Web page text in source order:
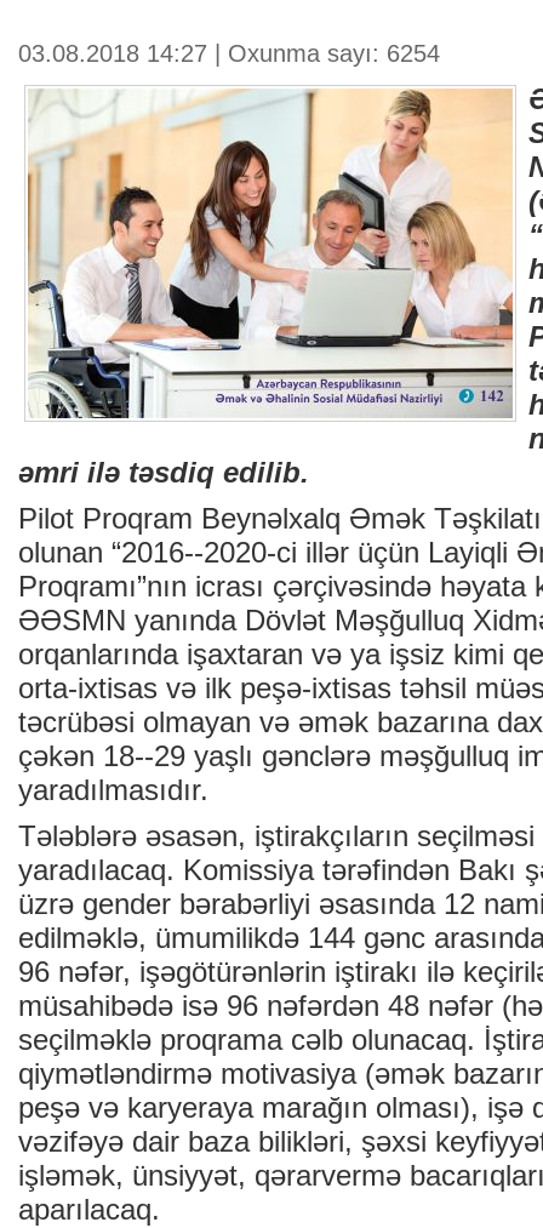
03.08.2018 14:27 | Oxunma sayı: 6254
əmri ilə təsdiq edilib.
Pilot Proqram Beynəlxalq Əmək
olunan “2016--2020-ci illər üçün Layiqli
Proqramı”nın icrası çərçivəsində
ƏƏSMN yanında Dövlət Məşğulluq
orqanlarında işaxtaran və ya işsiz kimi
orta-ixtisas və ilk peşə-ixtisas təhsil
təcrübəsi olmayan və əmək bazarına
çəkən 18--29 yaşlı gənclərə məşğulluq
yaradılmasıdır.
Tələblərə əsasən, iştirakçıların
yaradılacaq. Komissiya tərəfindən Bakı
üzrə gender bərabərliyi əsasında 12
edilməklə, ümumilikdə 144 gənc
96 nəfər, işəgötürənlərin iştirakı ilə
müsahibədə isə 96 nəfərdən 48 nəfər
seçilməklə proqrama cəlb olunacaq.
qiymətləndirmə motivasiya (əmək
peşə və karyeraya marağın olması), işə
vəzifəyə dair baza bilikləri, şəxsi
işləmək, ünsiyyət, qərarvermə
aparılacaq.